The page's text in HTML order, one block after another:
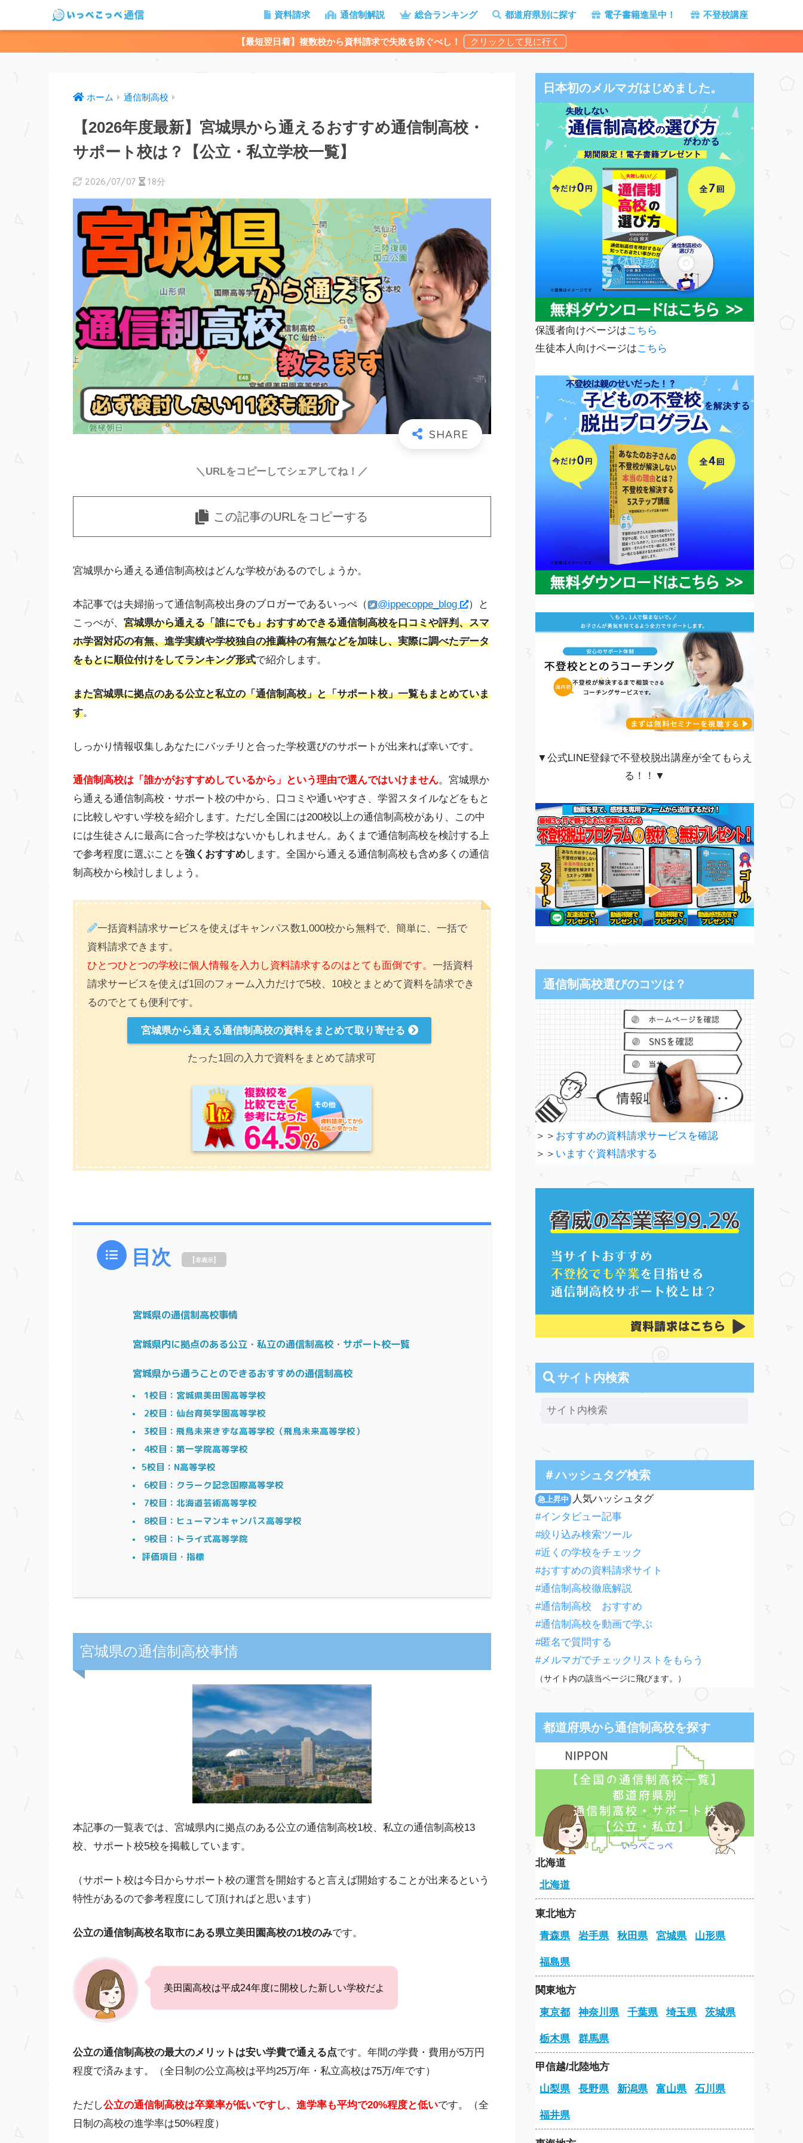
資料請求 通信制解説 総合ランキング 都道府県別に探す 電子書籍進呈中！ 不登校講座
【最短翌日着】複数校から資料請求で失敗を防ぐべし！
ホーム 通信制高校
【2026年度最新】宮城県から通えるおすすめ通信制高校・
サポート校は？【公立・私立学校一覧】
2026/07/07 18分
＼URLをコピーしてシェアしてね！／
この記事のURLをコピーする
宮城県から通える通信制高校はどんな学校があるのでしょうか。
本記事では夫婦揃って通信制高校出身のブロガーであるいっぺ（ @ippecoppe_blog
）と
こっぺが、 宮城県から通える「誰にでも」おすすめできる通信制高校を口コミや評判、スマ
ホ学習対応の有無、進学実績や学校独自の推薦枠の有無などを加味し、実際に調べたデータ
をもとに順位付けをしてランキング形式で紹介します。
また宮城県に拠点のある公立と私立の「通信制高校」と「サポート校」一覧もまとめていま
す。
しっかり情報収集しあなたにバッチリと合った学校選びのサポートが出来れば幸いです。
通信制高校は「誰かがおすすめしているから」という理由で選んではいけません。宮城県か
ら通える通信制高校・サポート校の中から、口コミや通いやすさ、学習スタイルなどをもと
に比較しやすい学校を紹介します。ただし全国には200校以上の通信制高校があり、この中
には生徒さんに最高に合った学校はないかもしれません。あくまで通信制高校を検討する上
で参考程度に選ぶことを強くおすすめします。全国から通える通信制高校も含め多くの通信
制高校から検討しましょう。
一括資料請求サービスを使えばキャンパス数1,000校から無料で、簡単に、一括で
資料請求できます。
ひとつひとつの学校に個人情報を入力し資料請求するのはとても面倒です。一括資料
請求サービスを使えば1回のフォーム入力だけで5校、10校とまとめて資料を請求でき
るのでとても便利です。
宮城県から通える通信制高校の資料をまとめて取り寄せる
たった1回の入力で資料をまとめて請求可
目次 [非表示]
宮城県の通信制高校事情
宮城県内に拠点のある公立・私立の通信制高校・サポート校一覧
宮城県から通うことのできるおすすめの通信制高校
1校目：宮城県美田園高等学校
2校目：仙台育英学園高等学校
3校目：飛鳥未来きずな高等学校（飛鳥未来高等学校）
4校目：第一学院高等学校
5校目：N高等学校
6校目：クラーク記念国際高等学校
7校目：北海道芸術高等学校
8校目：ヒューマンキャンパス高等学校
9校目：トライ式高等学院
評価項目・指標
宮城県の通信制高校事情
本記事の一覧表では、宮城県内に拠点のある公立の通信制高校1校、私立の通信制高校13
校、サポート校5校を掲載しています。
（サポート校は今日からサポート校の運営を開始すると言えば開始することが出来るという
特性があるので参考程度にして頂ければと思います）
公立の通信制高校名取市にある県立美田園高校の1校のみです。
美田園高校は平成24年度に開校した新しい学校だよ
公立の通信制高校の最大のメリットは安い学費で通える点です。年間の学費・費用が5万円
程度で済みます。（全日制の公立高校は平均25万/年・私立高校は75万/年です）
ただし公立の通信制高校は卒業率が低いですし、進学率も平均で20%程度と低いです。（全
日制の高校の進学率は50%程度）
日本初のメルマガはじめました。
保護者向けページはこちら
生徒本人向けページはこちら
▼公式LINE登録で不登校脱出講座が全てもらえ
る！！▼
通信制高校選びのコツは？
＞＞ おすすめの資料請求サービスを確認
＞＞ いますぐ資料請求する
サイト内検索
＃ハッシュタグ検索
急上昇中
人気ハッシュタグ
#インタビュー記事
#絞り込み検索ツール
#近くの学校をチェック
#おすすめの資料請求サイト
#通信制高校徹底解説
#通信制高校 おすすめ
#通信制高校を動画で学ぶ
#匿名で質問する
#メルマガでチェックリストをもらう
（サイト内の該当ページに飛びます。）
都道府県から通信制高校を探す
北海道
北海道
東北地方
青森県
岩手県 秋田県 宮城県 山形県
福島県
関東地方
東京都
神奈川県 千葉県 埼玉県 茨城県
栃木県 群馬県
甲信越/北陸地方
山梨県
長野県 新潟県 富山県 石川県
福井県